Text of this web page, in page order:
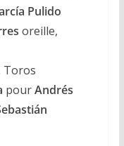
Pulido
oreille,
Toros
pourAndrés